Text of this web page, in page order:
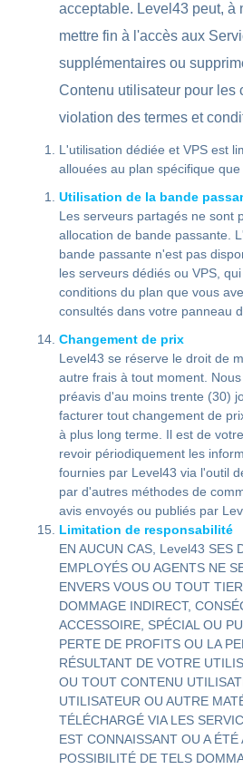
acceptable. Level43 peut, à
mettre fin à l'accès aux
supplémentaires ou
Contenu utilisateur pour les
violation des termes et
L'utilisation dédiée et VPS est
allouées au plan spécifique que
Utilisation de la bande
Les serveurs partagés ne sont
allocation de bande passante.
bande passante n'est pas
les serveurs dédiés ou VPS,
conditions du plan que vous
consultés dans votre panneau
Changement de prix
Level43 se réserve le droit de
autre frais à tout moment.
préavis d'au moins trente (30)
facturer tout changement de
à plus long terme. Il est de
revoir périodiquement les
fournies par Level43 via l'outil
par d'autres méthodes de
avis envoyés ou publiés par
Limitation de responsabilité
EN AUCUN CAS, Level43 SES
EMPLOYÉS OU AGENTS NE
ENVERS VOUS OU TOUT
DOMMAGE INDIRECT,
ACCESSOIRE, SPÉCIAL OU
PERTE DE PROFITS OU LA
RÉSULTANT DE VOTRE
OU TOUT CONTENU
UTILISATEUR OU AUTRE
TÉLÉCHARGÉ VIA LES
EST CONNAISSANT OU A ÉTÉ
POSSIBILITÉ DE TELS